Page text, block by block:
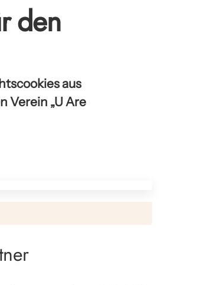
den
aus
Verein „U Are